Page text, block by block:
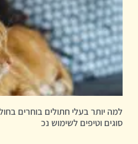
למה יותר בעלי חתולים בוחרים
סוגים וטיפים לשימוש נכ